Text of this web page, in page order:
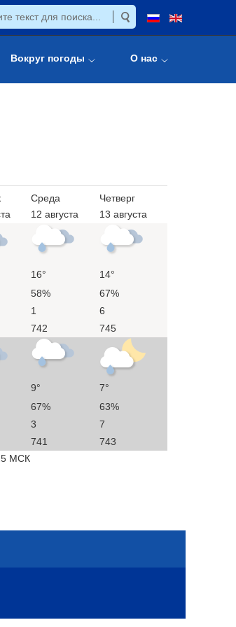
Вокруг погоды О нас
Среда
12 августа
Четверг
13 августа
16°
14°
58%
67%
1
6
742 745
9°
7°
67%
63%
3
7
741
743
МСК